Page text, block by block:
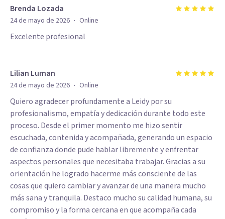
Brenda Lozada
24 de mayo de 2026 · Online
Excelente profesional
Lilian Luman
24 de mayo de 2026 · Online
Quiero agradecer profundamente a Leidy por su
profesionalismo, empatía y dedicación durante todo este
proceso. Desde el primer momento me hizo sentir
escuchada, contenida y acompañada, generando un espacio
de confianza donde pude hablar libremente y enfrentar
aspectos personales que necesitaba trabajar. Gracias a su
orientación he logrado hacerme más consciente de las
cosas que quiero cambiar y avanzar de una manera mucho
más sana y tranquila. Destaco mucho su calidad humana, su
compromiso y la forma cercana en que acompaña cada